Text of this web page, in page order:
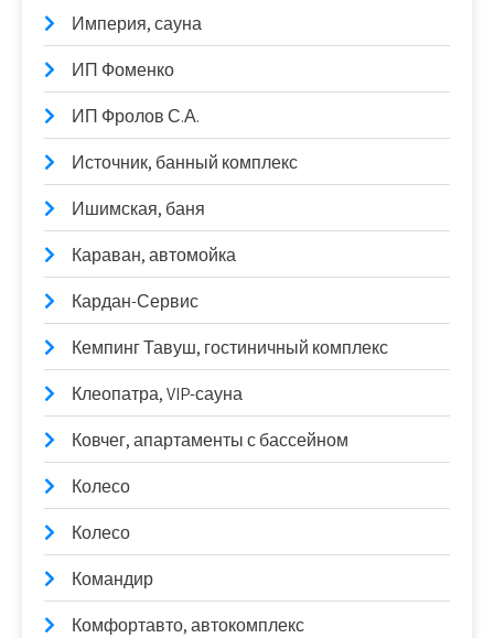
Империя, сауна
ИП Фоменко
ИП Фролов С.А.
Источник, банный комплекс
Ишимская, баня
Караван, автомойка
Кардан-Сервис
Кемпинг Тавуш, гостиничный комплекс
Клеопатра, VIP-сауна
Ковчег, апартаменты с бассейном
Колесо
Колесо
Командир
Комфортавто, автокомплекс